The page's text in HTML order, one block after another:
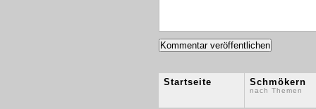
Startseite Schmökern
nach Themen